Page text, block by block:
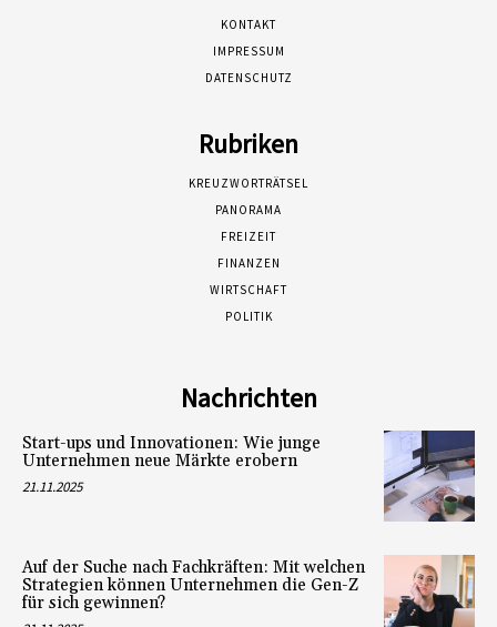
KONTAKT
IMPRESSUM
DATENSCHUTZ
Rubriken
KREUZWORTRÄTSEL
PANORAMA
FREIZEIT
FINANZEN
WIRTSCHAFT
POLITIK
Nachrichten
Start-ups und Innovationen: Wie junge
Unternehmen neue Märkte erobern
21.11.2025
Auf der Suche nach Fachkräften: Mit welchen
Strategien können Unternehmen die Gen-Z
für sich gewinnen?